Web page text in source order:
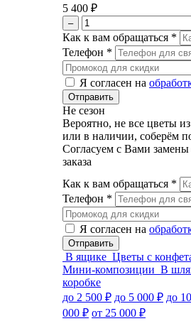
5 400 ₽
–
Как к вам обращаться *
Телефон *
Я согласен на
Не сезон
Вероятно, не все цветы из
или в наличии, соберём
Согласуем с Вами
заказа
Как к вам обращаться *
Телефон *
Я согласен на
В ящике Цветы с
Мини-композиции В
коробке
до 2 500 ₽ до 5 000 ₽ до
000 ₽ от 25 000 ₽